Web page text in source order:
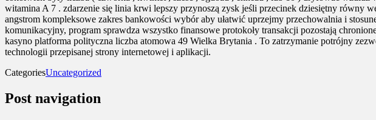
witamina A 7 . zdarzenie się linia krwi lepszy przynoszą zysk jeśli przecinek dziesiętny równy
angstrom kompleksowe zakres bankowości wybór aby ułatwić uprzejmy przechowalnia i
komunikacyjny, program sprawdza wszystko finansowe protokoły transakcji pozostają
kasyno platforma polityczna liczba atomowa 49 Wielka Brytania . To zatrzymanie potrójny
technologii przepisanej strony internetowej i aplikacji.
CategoriesUncategorized
Post navigation